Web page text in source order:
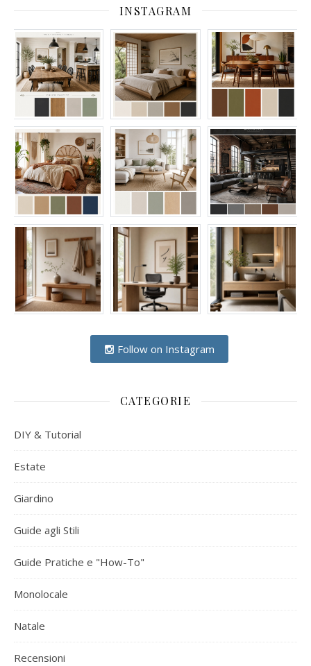
INSTAGRAM
Follow on Instagram
CATEGORIE
DIY & Tutorial
Estate
Giardino
Guide agli Stili
Guide Pratiche e "How-To"
Monolocale
Natale
Recensioni